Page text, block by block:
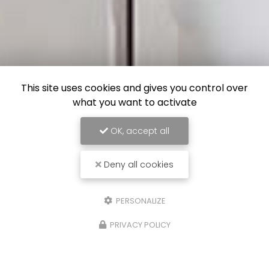
This site uses cookies and gives you control over
what you want to activate
OK, accept all
Deny all cookies
PERSONALIZE
PRIVACY POLICY